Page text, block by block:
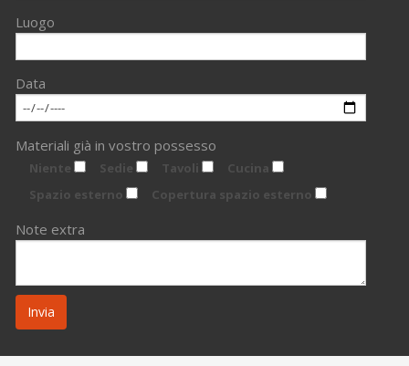
Luogo
Data
Materiali già in vostro possesso
Niente Sedie Tavoli
Cucina
Spazio esterno
Copertura spazio esterno
Note extra